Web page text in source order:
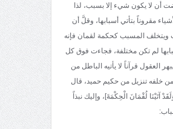
أن لا يكون شيء إلا بسبب، لذا
مقروناً بتأتي أسبابها، وقلَّ أن
ويتخلف المسبب كحكمة لقمان فإنه
لم تكن مختلفة، فجاءت فوق كل
العقول قرآناً لا يأتيه الباطل من
من خلفه تنزيل من حكيم حميد، قال
آتَيْنَا لُقْمَانَ الْحِكْمَةَ]، وإليك نبذاً